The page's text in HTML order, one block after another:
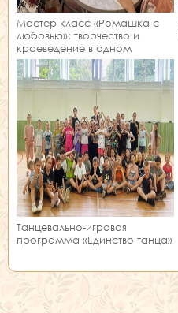
Мастер‑класс «Ромашка с
любовью»: творчество и
краеведение в одном
занятии!
Танцевально-игровая
программа «Единство танца»